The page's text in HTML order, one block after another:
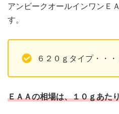
アンビークオールインワンＥ
す。
６２０ｇタイプ・・
ＥＡＡの相場は、１０ｇあた